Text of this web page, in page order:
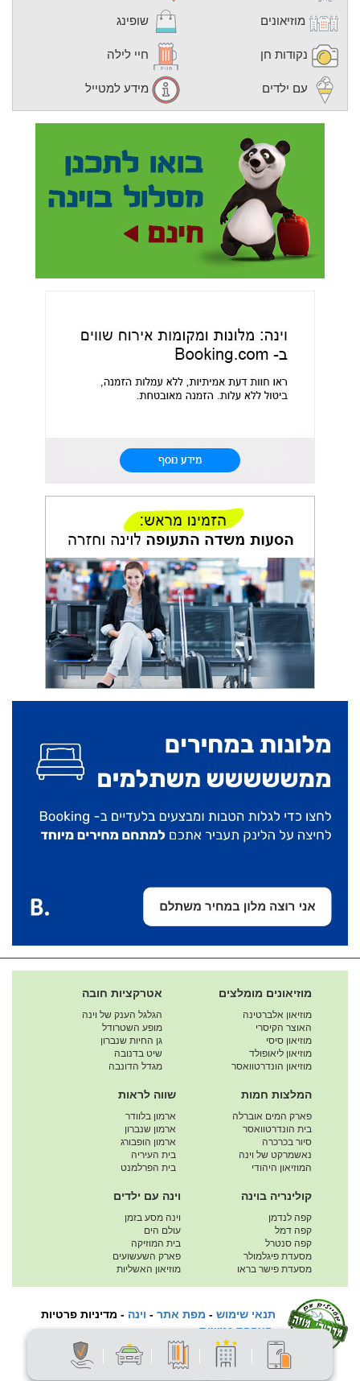
מוזיאונים שופינג
נקודות חן חיי לילה
עם ילדים מידע למטייל
מוזיאונים מומלצים
מוזיאון אלברטינה
האוצר הקיסרי
מוזיאון סיסי
מוזיאון ליאופולד
מוזיאון הונדרטוואסר
אטרקציות חובה
הגלגל הענק של וינה
מופע השטרודל
גן החיות שנברון
שיט בדנובה
מגדל הדונבה
המלצות חמות
פארק המים אוברלה
בית הונדרטוואסר
סיור בכרכרה
נאשמרקט של וינה
המוזיאון היהודי
שווה לראות
ארמון בלוודר
ארמון שנברון
ארמון הופבורג
בית העיריה
בית הפרלמנט
קולינריה בוינה
קפה לנדמן
קפה דמל
קפה סנטרל
מסעדת פיגלמולר
מסעדת פישר בראו
וינה עם ילדים
וינה מסע בזמן
עולם הים
בית המוזיקה
פארק השעשועים
מוזיאון האשליות
תנאי שימוש - מפת אתר - וינה - מדיניות פרטיות
הצהרת נגישות